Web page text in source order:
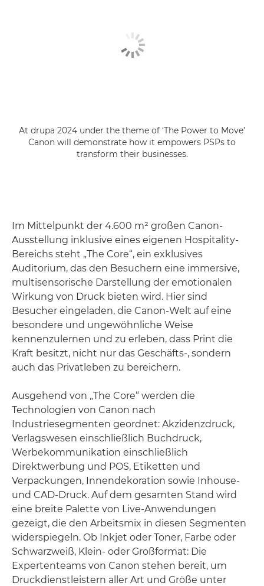
At drupa 2024 under the theme of ‘The Power to Move’
Canon will demonstrate how it empowers PSPs to
transform their businesses.
Im Mittelpunkt der 4.600 m² großen Canon-
Ausstellung inklusive eines eigenen Hospitality-
Bereichs steht „The Core“, ein exklusives
Auditorium, das den Besuchern eine immersive,
multisensorische Darstellung der emotionalen
Wirkung von Druck bieten wird. Hier sind
Besucher eingeladen, die Canon-Welt auf eine
besondere und ungewöhnliche Weise
kennenzulernen und zu erleben, dass Print die
Kraft besitzt, nicht nur das Geschäfts-, sondern
auch das Privatleben zu bereichern.
Ausgehend von „The Core“ werden die
Technologien von Canon nach
Industriesegmenten geordnet: Akzidenzdruck,
Verlagswesen einschließlich Buchdruck,
Werbekommunikation einschließlich
Direktwerbung und POS, Etiketten und
Verpackungen, Innendekoration sowie Inhouse-
und CAD-Druck. Auf dem gesamten Stand wird
eine breite Palette von Live-Anwendungen
gezeigt, die den Arbeitsmix in diesen Segmenten
widerspiegeln. Ob Inkjet oder Toner, Farbe oder
Schwarzweiß, Klein- oder Großformat: Die
Expertenteams von Canon stehen bereit, um
Druckdienstleistern aller Art und Größe unter